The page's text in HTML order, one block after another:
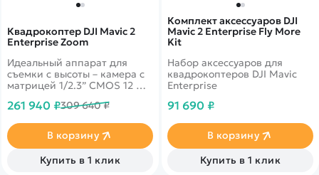
Квадрокоптер DJI Mavic 2
Enterprise Zoom
Идеальный аппарат для
съемки с высоты – камера с
матрицей 1/2.3” CMOS 12 Мп
сверхвысокого разрешения
Дальность до 8 км. Полет 31
минуту.
261 940 ₽309 640 ₽
В корзину
Купить в 1 клик
Комплект аксессуаров DJI
Mavic 2 Enterprise Fly More
Kit
Набор аксессуаров для
квадрокоптеров DJI Mavic
Enterprise
91 690 ₽
В корзину
Купить в 1 клик